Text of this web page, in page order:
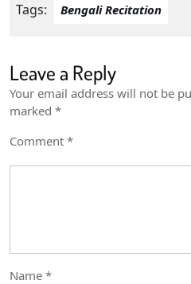
Tags: Bengali Recitation
Leave a Reply
Your email address will not be
marked *
Comment *
Name *